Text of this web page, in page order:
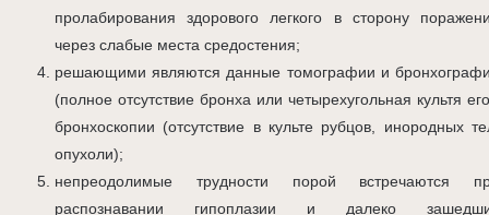
пролабирования здорового легкого в сторону
через слабые места средостения;
решающими являются данные томографии и
(полное отсутствие бронха или четырехугольная культя
бронхоскопии (отсутствие в культе рубцов, инородных
опухоли);
непреодолимые трудности порой встречаются
распознавании гипоплазии и далеко